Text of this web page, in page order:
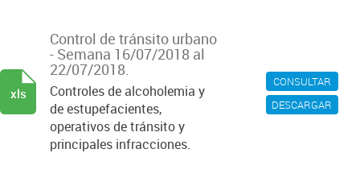
CONSULTAR
DESCARGAR
Control de tránsito urbano
- Semana 16/07/2018 al
22/07/2018.
Controles de alcoholemia y
de estupefacientes,
operativos de tránsito y
principales infracciones.
xls